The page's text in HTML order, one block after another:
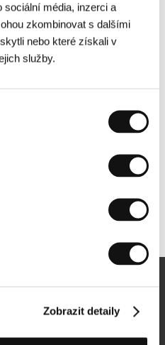
média, inzerci a
zkombinovat s dalšími
nebo které získali v
služby.
Zobrazit detaily